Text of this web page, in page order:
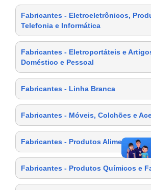
Fabricantes - Eletroeletrônicos,
Telefonia e Informática
Fabricantes - Eletroportáteis e
Doméstico e Pessoal
Fabricantes - Linha Branca
Fabricantes - Móveis, Colchões e
Fabricantes - Produtos Alimentícios
Fabricantes - Produtos Químicos e